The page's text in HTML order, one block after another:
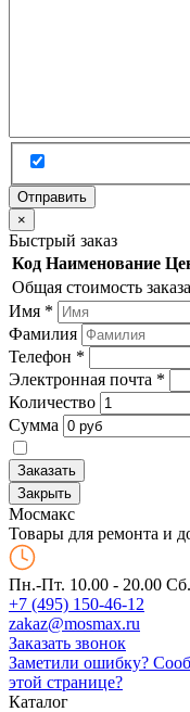
×
Быстрый заказ
Код Наименование
Общая стоимость
Имя *
Фамилия
Телефон *
Электронная почта *
Количество
Сумма
Заказать
Закрыть
Мосмакс
Товары для ремонта и
Пн.-Пт. 10.00 - 20.00
+7 (495) 150-46-12
zakaz@mosmax.ru
Заказать звонок
Заметили ошибку?
этой странице?
Каталог